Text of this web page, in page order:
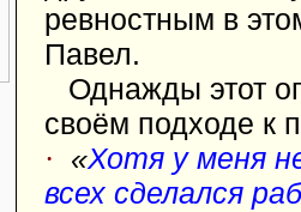
ревностным в
Павел.
Однажды этот
своём подходе к
·
«Хотя у меня
всех сделался